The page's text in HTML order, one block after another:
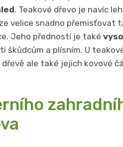
. Teakové dřevo je navíc
velice snadno přemisťovat
Jeho předností je také
škůdcům a plísním. U
ale také jejich kovové